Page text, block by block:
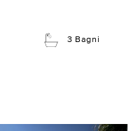
3 Bagni